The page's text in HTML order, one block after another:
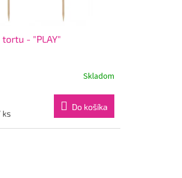
- "PLAY"
Skladom
ks
Do košíka